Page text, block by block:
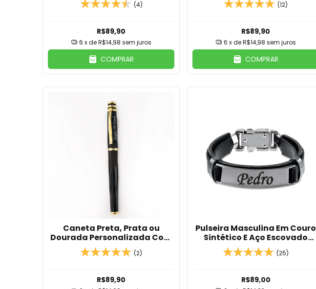
(4)
R$89,90
6 x deR$14,98 sem juros
COMPRAR
(12)
R$89,90
6 x deR$14,98 sem juros
COMPRAR
Caneta Preta, Prata ou
Dourada Personalizada Com
Caixa em MDF
(2)
R$89,90
Pulseira Masculina Em Couro
Sintético E Aço Escovado
Personalizada
(25)
R$89,00